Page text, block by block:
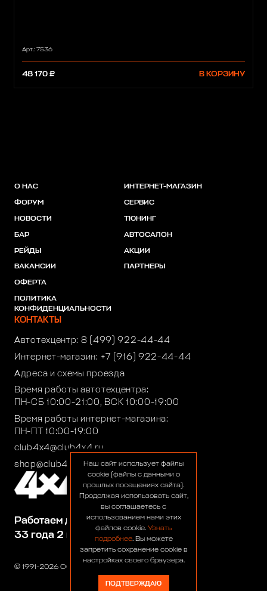
Арт.: 7536
48 170 ₽ В КОРЗИНУ
© 1991-2026 ООО «Сервис 4х4»
Работаем для вас:
33 года 2 месяца 24 дня
О НАС
ФОРУМ
НОВОСТИ
БАР
РЕЙДЫ
ВАКАНСИИ
ОФЕРТА
ПОЛИТИКА
КОНФИДЕНЦИАЛЬНОСТИ
ИНТЕРНЕТ-МАГАЗИН
СЕРВИС
ТЮНИНГ
АВТОСАЛОН
АКЦИИ
ПАРТНЕРЫ
КОНТАКТЫ
Автотехцентр: 8 (499) 922-44-44
Интернет-магазин: +7 (916) 922-44-44
Адреса и схемы проезда
Время работы автотехцентра:
ПН-СБ 10:00-21:00, ВСК 10:00-19:00
Время работы интернет-магазина:
ПН-ПТ 10:00-19:00
club4x4@club4x4.ru
shop@club4x4.ruНаш сайт использует файлы
cookie (файлы с данными о
прошлых посещениях сайта).
Продолжая использовать сайт,
вы соглашаетесь с
использованием нами этих
файлов cookie. Узнать
подробнее. Вы можете
запретить сохранение cookie в
настройках своего браузера.
ПОДТВЕРЖДАЮ